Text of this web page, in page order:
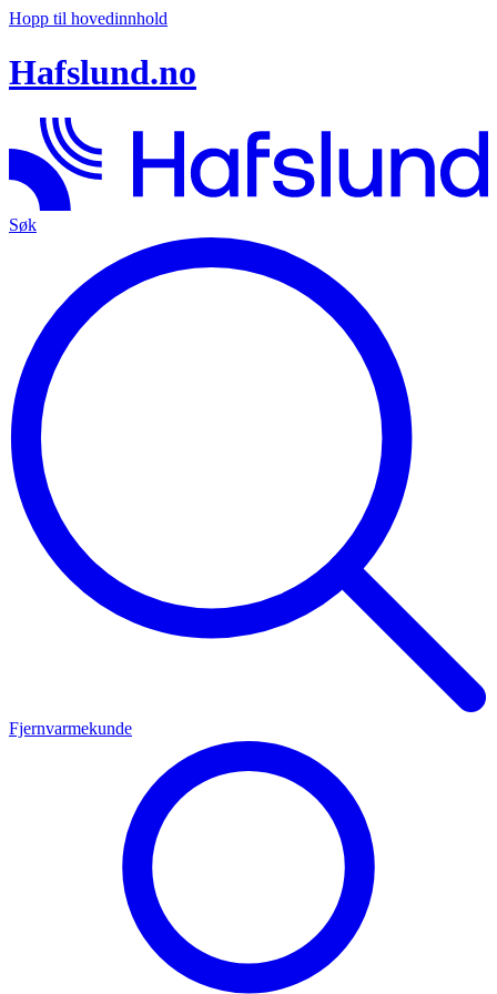
Hopp til hovedinnhold
Hafslund.no
Søk
Fjernvarmekunde